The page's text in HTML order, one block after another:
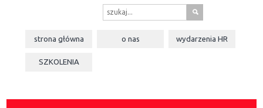
s
strona główna o nas wydarzeniaHR
SZKOLENIA